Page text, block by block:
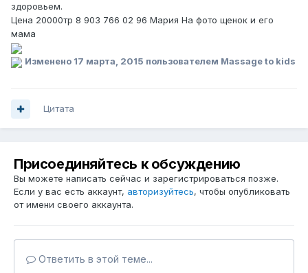
здоровьем.
Цена 20000тр 8 903 766 02 96 Мария На фото щенок и его
мама
Изменено 17 марта, 2015 пользователем Massage to kids
Цитата
Присоединяйтесь к обсуждению
Вы можете написать сейчас и зарегистрироваться позже.
Если у вас есть аккаунт, авторизуйтесь, чтобы опубликовать
от имени своего аккаунта.
Ответить в этой теме...